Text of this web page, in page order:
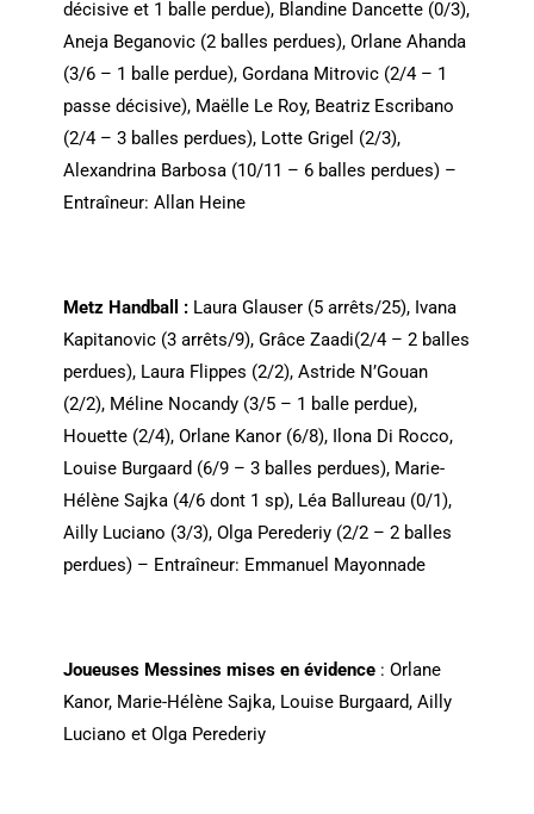
décisive et 1 balle perdue), Blandine Dancette (0/3),
Aneja Beganovic (2 balles perdues), Orlane Ahanda
(3/6 – 1 balle perdue), Gordana Mitrovic (2/4 – 1
passe décisive), Maëlle Le Roy, Beatriz Escribano
(2/4 – 3 balles perdues), Lotte Grigel (2/3),
Alexandrina Barbosa (10/11 – 6 balles perdues) –
Entraîneur: Allan Heine
Metz Handball : Laura Glauser (5 arrêts/25), Ivana
Kapitanovic (3 arrêts/9), Grâce Zaadi(2/4 – 2 balles
perdues), Laura Flippes (2/2), Astride N’Gouan
(2/2), Méline Nocandy (3/5 – 1 balle perdue),
Houette (2/4), Orlane Kanor (6/8), Ilona Di Rocco,
Louise Burgaard (6/9 – 3 balles perdues), Marie-
Hélène Sajka (4/6 dont 1 sp), Léa Ballureau (0/1),
Ailly Luciano (3/3), Olga Perederiy (2/2 – 2 balles
perdues) – Entraîneur: Emmanuel Mayonnade
Joueuses Messines mises en évidence: Orlane
Kanor, Marie-Hélène Sajka, Louise Burgaard, Ailly
Luciano et Olga Perederiy